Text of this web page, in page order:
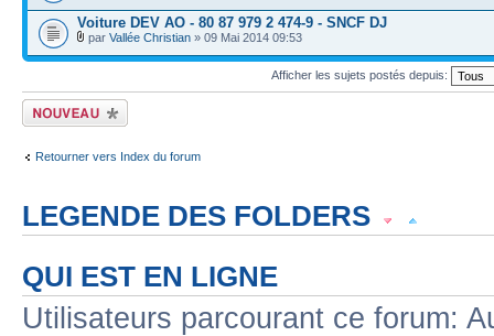
Voiture DEV AO - 80 87 979 2 474-9 - SNCF DJ
par Vallée Christian » 09 Mai 2014 09:53
Afficher les sujets postés depuis:
Écrire un nouveau
sujet
Retourner vers Index du forum
LEGENDE DES FOLDERS
Sujet populaire lu Sujet lu fermé Sujet lu fermé dans lequel j'ai posté
QUI EST EN LIGNE
Utilisateurs parcourant ce forum: